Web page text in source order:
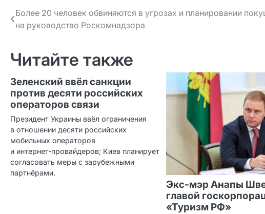
Навигация
по записям
Более 20 человек обвиняются в угрозах и планировании
на руководство Роскомнадзора
Читайте также
Зеленский ввёл санкции
против десяти российских
операторов связи
Президент Украины ввёл ограничения
в отношении десяти российских
мобильных операторов
и интернет‑провайдеров; Киев планирует
согласовать меры с зарубежными
партнёрами.
Экс‑мэр Анапы
главой
«Туризм РФ»